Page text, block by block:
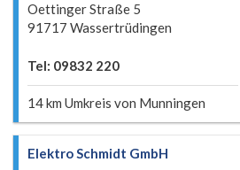
Oettinger Straße 5
91717 Wassertrüdingen
Tel: 09832 220
14 km Umkreis von Munningen
Elektro Schmidt GmbH